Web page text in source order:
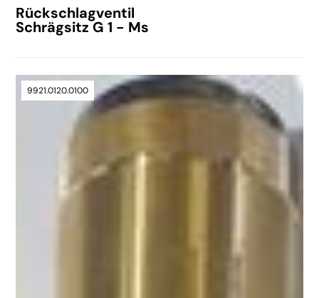
Rückschlagventil
Schrägsitz G 1 - Ms
9921.0120.0100